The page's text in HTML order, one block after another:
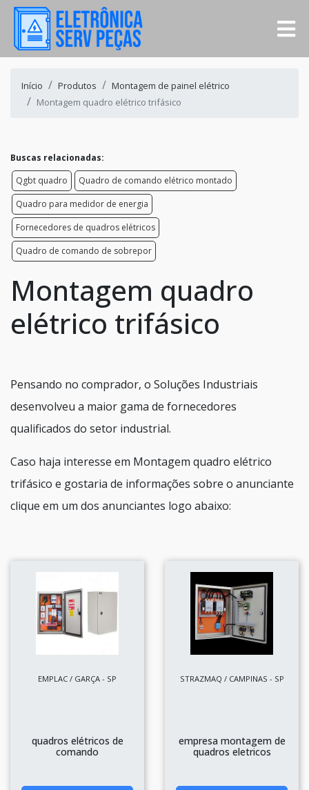
Início Produtos
Montagem de painel elétrico
Montagem quadro elétrico trifásico
Buscas relacionadas:
Qgbt quadro
Quadro de comando elétrico montado
Quadro para medidor de energia
Fornecedores de quadros elétricos
Quadro de comando de sobrepor
Montagem quadro
elétrico trifásico
Pensando no comprador, o Soluções Industriais
desenvolveu a maior gama de fornecedores
qualificados do setor industrial.
Caso haja interesse em Montagem quadro elétrico
trifásico e gostaria de informações sobre o anunciante
clique em um dos anunciantes logo abaixo:
EMPLAC / GARÇA - SP
quadros elétricos de
comando
STRAZMAQ / CAMPINAS - SP
empresa montagem de
quadros eletricos